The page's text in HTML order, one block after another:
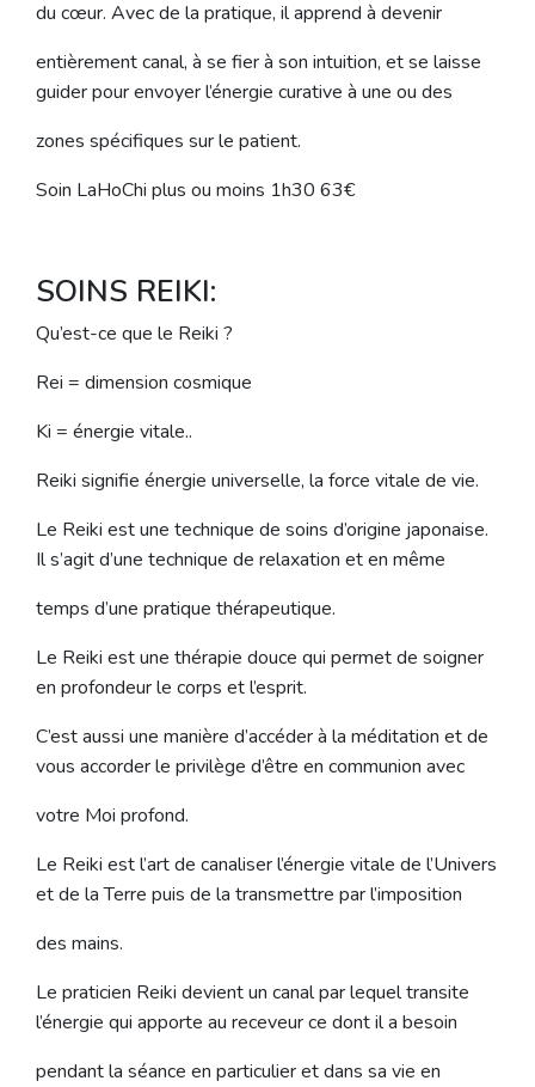
du cœur. Avec de la pratique, il apprend à devenir
entièrement canal, à se fier à son intuition, et se laisse
guider pour envoyer l’énergie curative à une ou des
zones spécifiques sur le patient.
Soin LaHoChi plus ou moins 1h30 63€
SOINS REIKI:
Qu’est-ce que le Reiki ?
Rei = dimension cosmique
Ki = énergie vitale..
Reiki signifie énergie universelle, la force vitale de vie.
Le Reiki est une technique de soins d’origine japonaise.
Il s’agit d’une technique de relaxation et en même
temps d’une pratique thérapeutique.
Le Reiki est une thérapie douce qui permet de soigner
en profondeur le corps et l’esprit.
C’est aussi une manière d’accéder à la méditation et de
vous accorder le privilège d’être en communion avec
votre Moi profond.
Le Reiki est l’art de canaliser l’énergie vitale de l’Univers
et de la Terre puis de la transmettre par l’imposition
des mains.
Le praticien Reiki devient un canal par lequel transite
l’énergie qui apporte au receveur ce dont il a besoin
pendant la séance en particulier et dans sa vie en